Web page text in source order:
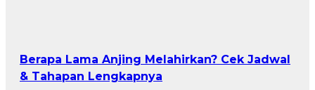
Berapa Lama Anjing Melahirkan? Cek Jadwal
& Tahapan Lengkapnya